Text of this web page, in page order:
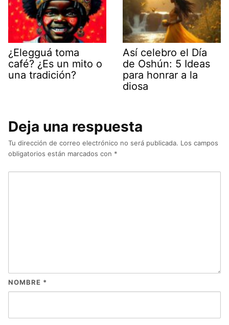
¿Elegguá toma
café? ¿Es un mito o
una tradición?
Así celebro el Día
de Oshún: 5 Ideas
para honrar a la
diosa
Deja una respuesta
Tu dirección de correo electrónico no será publicada. Los campos
obligatorios están marcados con *
NOMBRE *